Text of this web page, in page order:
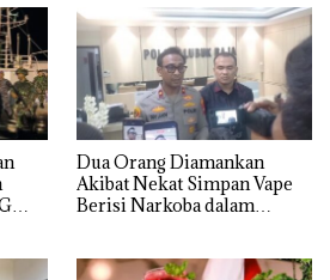
Dua Orang Diamankan
Akibat Nekat Simpan Vape
Berisi Narkoba dalam